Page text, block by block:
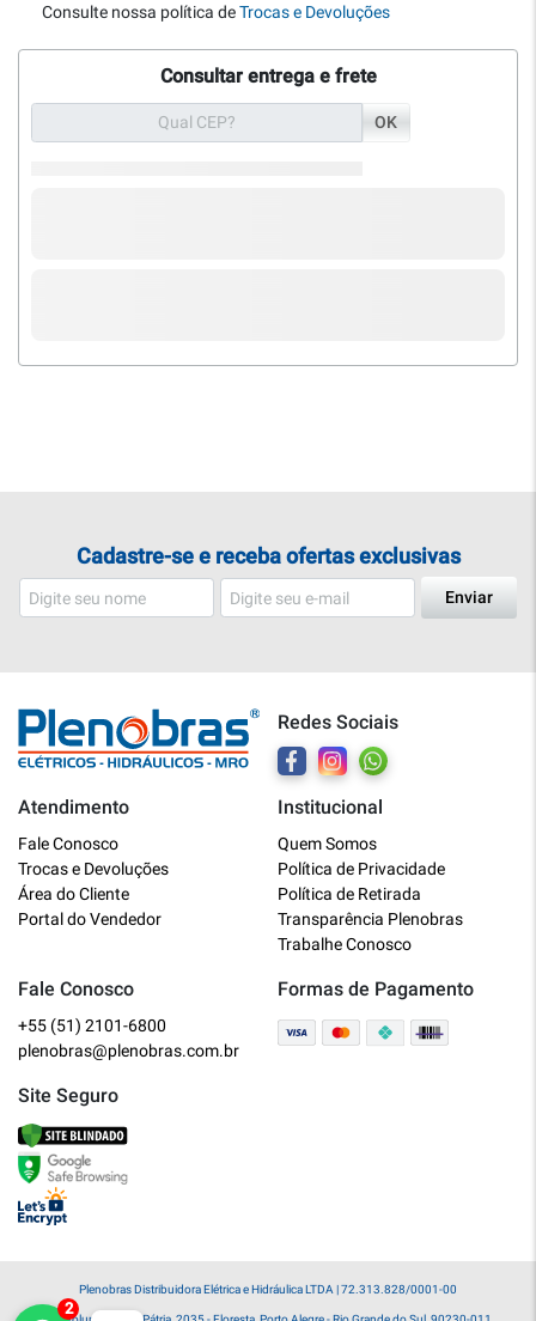
Consulte nossa política deTrocas e Devoluções
Consultar entrega e frete
OK
Cadastre-se e receba ofertas exclusivas
Enviar
Redes Sociais
Atendimento
Fale Conosco
Trocas e Devoluções
Área do Cliente
Portal do Vendedor
Institucional
Quem Somos
Política de Privacidade
Política de Retirada
Transparência Plenobras
Trabalhe Conosco
Fale Conosco
+55 (51) 2101-6800
plenobras@plenobras.com.br
Formas de Pagamento
Site Seguro
Plenobras Distribuidora Elétrica e Hidráulica LTDA | 72.313.828/0001-00
Online
Bem vindo a Plenobras! Aqui você
encontra toda a linha de materiais
O que você deseja?